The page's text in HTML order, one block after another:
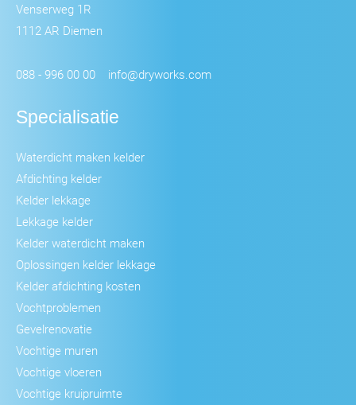
Venserweg 1R
1112 AR Diemen
088 - 996 00 00 info@dryworks.com
Specialisatie
Waterdicht maken kelder
Afdichting kelder
Kelder lekkage
Lekkage kelder
Kelder waterdicht maken
Oplossingen kelder lekkage
Kelder afdichting kosten
Vochtproblemen
Gevelrenovatie
Vochtige muren
Vochtige vloeren
Vochtige kruipruimte